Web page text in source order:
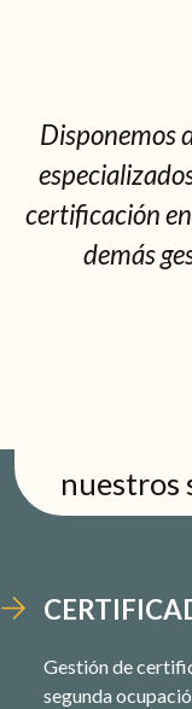
Disponemos
certificación
demás
nuestros
Gestión de
segunda